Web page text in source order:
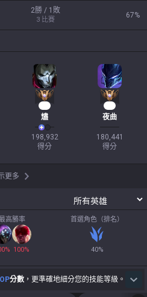
2勝 / 1敗
3 比賽
67%
燼
198,932
得分
夜曲
180,441
得分
更多
高勝率
% 100%
首選角色（排名）
40%
OP分數 ，更準確地細分您的技能等級。